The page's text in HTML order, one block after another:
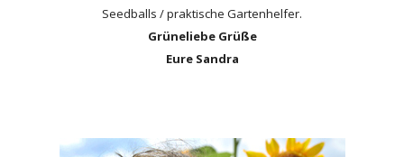
Seedballs / praktische Gartenhelfer.
Grüneliebe Grüße
Eure Sandra